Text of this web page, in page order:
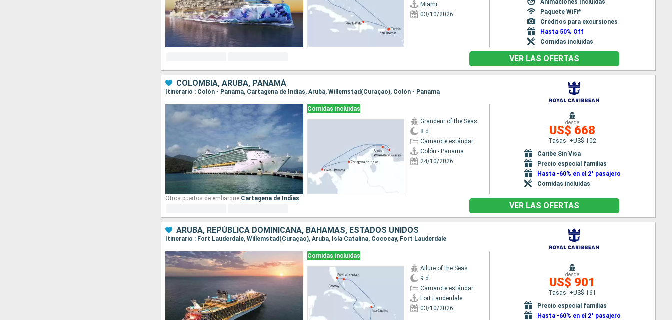
Miami
03/10/2026
Animaciones Incluidas
Paquete WiFi*
Créditos para excursiones
Hasta 50% Off
Comidas incluidas
VER LAS OFERTAS
COLOMBIA, ARUBA, PANAMÁ
Itinerario : Colón - Panama, Cartagena de Indias, Aruba, Willemstad(Curaçao), Colón - Panama
Comidas incluidas
Grandeur of the Seas
8 d
Camarote estándar
Colón - Panama
24/10/2026
desde
US$ 668
Tasas: +US$ 102
Caribe Sin Visa
Precio especial familias
Hasta -60% en el 2° pasajero
Comidas incluidas
Otros puertos de embarque:Cartagena de Indias
VER LAS OFERTAS
ARUBA, REPÚBLICA DOMINICANA, BAHAMAS, ESTADOS UNIDOS
Itinerario : Fort Lauderdale, Willemstad(Curaçao), Aruba, Isla Catalina, Cococay, Fort Lauderdale
Comidas incluidas
Allure of the Seas
9 d
Camarote estándar
Fort Lauderdale
03/10/2026
desde
US$ 901
Tasas: +US$ 161
Precio especial familias
Hasta -60% en el 2° pasajero